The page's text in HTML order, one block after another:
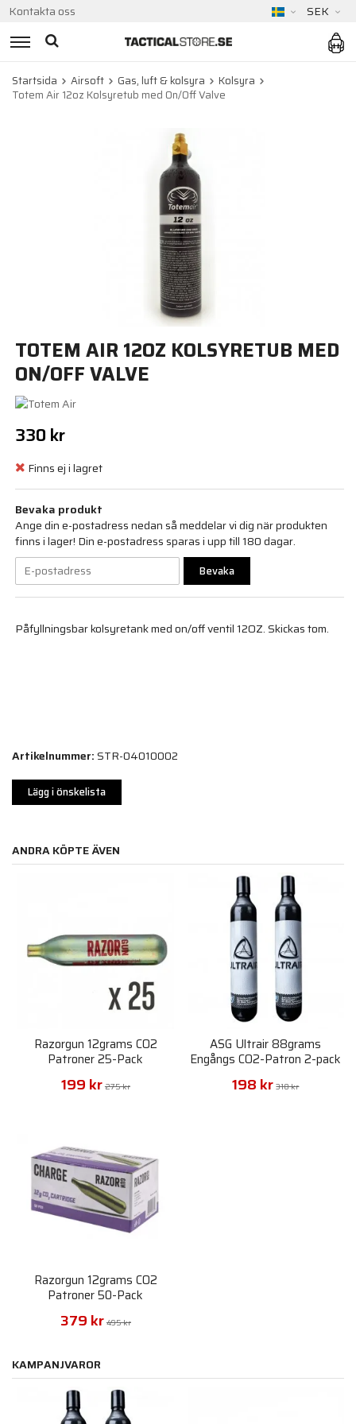
Kontakta oss SEK
Startsida Airsoft Gas, luft & kolsyra
Kolsyra
Totem Air 12oz Kolsyretub med On/Off Valve
TOTEM AIR 12OZ KOLSYRETUB MED
ON/OFF VALVE
330 kr
Finns ej i lagret
Bevaka produkt
Ange din e-postadress nedan så meddelar vi dig när produkten
finns i lager! Din e-postadress sparas i upp till 180 dagar.
Bevaka
Påfyllningsbar kolsyretank med on/off ventil 12OZ. Skickas tom.
Artikelnummer:STR-04010002
Lägg i önskelista
ANDRA KÖPTE ÄVEN
Razorgun 12grams CO2
Patroner 25-Pack
199 kr 275 kr
ASG Ultrair 88grams
Engångs CO2-Patron 2-pack
198 kr 318 kr
Razorgun 12grams CO2
Patroner 50-Pack
379 kr 495 kr
KAMPANJVAROR